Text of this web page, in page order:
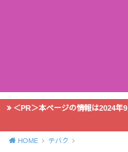
＜PR＞本ページの情報は2024年
HOME テバク